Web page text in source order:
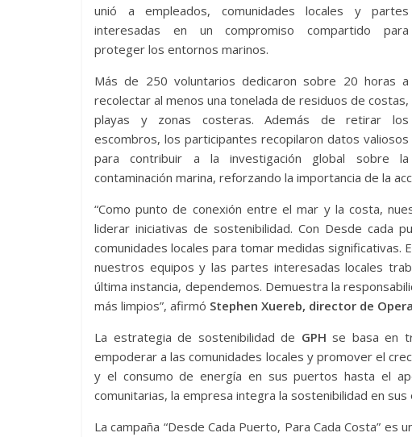
unió a empleados, comunidades locales y partes
interesadas en un compromiso compartido para
proteger los entornos marinos.
Más de 250 voluntarios dedicaron sobre 20 horas a
recolectar al menos una tonelada de residuos de costas,
playas y zonas costeras. Además de retirar los
escombros, los participantes recopilaron datos valiosos
para contribuir a la investigación global sobre la
contaminación marina, reforzando la importancia de la
“Como punto de conexión entre el mar y la costa,
liderar iniciativas de sostenibilidad. Con Desde cada
comunidades locales para tomar medidas significativas.
nuestros equipos y las partes interesadas locales
última instancia, dependemos. Demuestra la
más limpios”, afirmó Stephen Xuereb, director de
La estrategia de sostenibilidad de GPH se basa en
empoderar a las comunidades locales y promover el
y el consumo de energía en sus puertos hasta el
comunitarias, la empresa integra la sostenibilidad en
La campaña “Desde Cada Puerto, Para Cada Costa”